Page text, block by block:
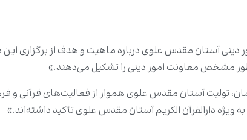
دینی آستان مقدس علوی درباره ماهیت و هدف از برگزاری
مشخص معاونت امور دینی را تشکیل می‌دهند.»
تولیت آستان مقدس علوی هموار از فعالیت‌های قرآنی و
دارالقرآن الکریم آستان مقدس علوی تأکید داشته‌اند.»